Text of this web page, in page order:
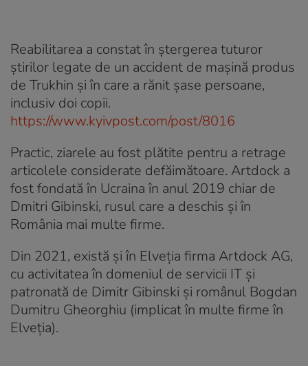
Reabilitarea a constat în ștergerea tuturor
știrilor legate de un accident de mașină produs
de Trukhin și în care a rănit șase persoane,
inclusiv doi copii.
https://www.kyivpost.com/post/8016
Practic, ziarele au fost plătite pentru a retrage
articolele considerate defăimătoare. Artdock a
fost fondată în Ucraina în anul 2019 chiar de
Dmitri Gibinski, rusul care a deschis și în
România mai multe firme.
Din 2021, există și în Elveția firma Artdock AG,
cu activitatea în domeniul de servicii IT și
patronată de Dimitr Gibinski și românul Bogdan
Dumitru Gheorghiu (implicat în multe firme în
Elveția).